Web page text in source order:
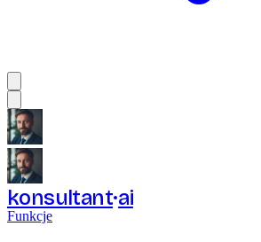
konsultant ai
Funkcje